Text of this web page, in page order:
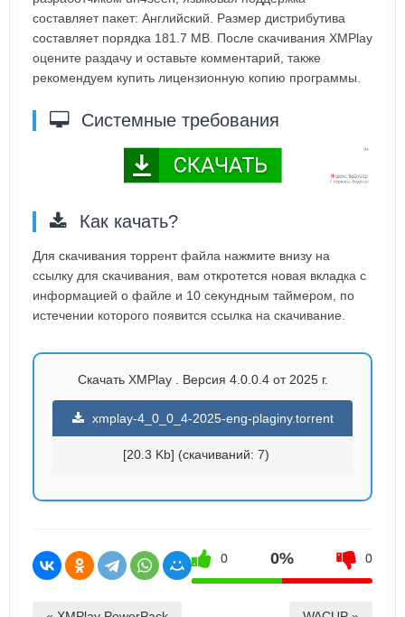
составляет пакет: Английский. Размер дистрибутива
составляет порядка 181.7 MB. После скачивания XMPlay
оцените раздачу и оставьте комментарий, также
рекомендуем купить лицензионную копию программы.
Системные требования
Как качать?
Для скачивания торрент файла нажмите внизу на
ссылку для скачивания, вам откротется новая вкладка с
информацией о файле и 10 секундным таймером, по
истечении которого появится ссылка на скачивание.
Скачать XMPlay . Версия 4.0.0.4 от 2025 г.
xmplay-4_0_0_4-2025-eng-plaginy.torrent
[20.3 Kb] (cкачиваний: 7)
0 0% 0